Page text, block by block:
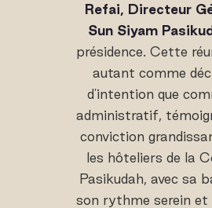
Refai, Directeur
Sun Siyam
présidence. Cette
autant comme
d'intention que
administratif,
conviction
les hôteliers de la
Pasikudah, avec sa
son rythme serein et